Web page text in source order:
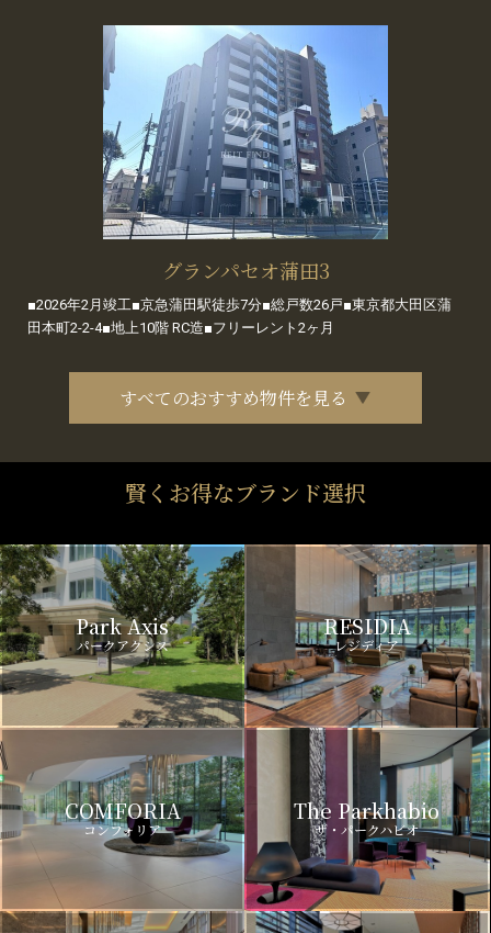
グランパセオ蒲田3
■2026年2月竣工■京急蒲田駅徒歩7分■総戸数26戸■東京都大田区蒲
田本町2-2-4■地上10階 RC造■フリーレント2ヶ月
すべてのおすすめ物件を見る
賢くお得なブランド選択
Park Axis
パークアクシス
RESIDIA
レジディア
COMFORIA
コンフォリア
The Parkhabio
ザ・パークハビオ